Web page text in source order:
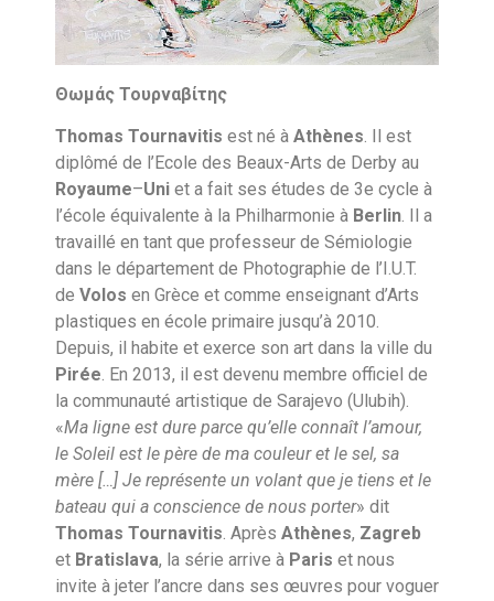
Θωμάς Τουρναβίτης
Thomas Tournavitis est né à Athènes. Il est
diplômé de l’Ecole des Beaux-Arts de Derby au
Royaume–Uni et a fait ses études de 3e cycle à
l’école équivalente à la Philharmonie à Berlin. Il a
travaillé en tant que professeur de Sémiologie
dans le département de Photographie de l’I.U.T.
de Volos en Grèce et comme enseignant d’Arts
plastiques en école primaire jusqu’à 2010.
Depuis, il habite et exerce son art dans la ville du
Pirée. En 2013, il est devenu membre officiel de
la communauté artistique de Sarajevo (Ulubih).
«Ma ligne est dure parce qu’elle connaît l’amour,
le Soleil est le père de ma couleur et le sel, sa
mère […] Je représente un volant que je tiens et le
bateau qui a conscience de nous porter» dit
Thomas Tournavitis. Après Athènes, Zagreb
et Bratislava, la série arrive à Paris et nous
invite à jeter l’ancre dans ses œuvres pour voguer